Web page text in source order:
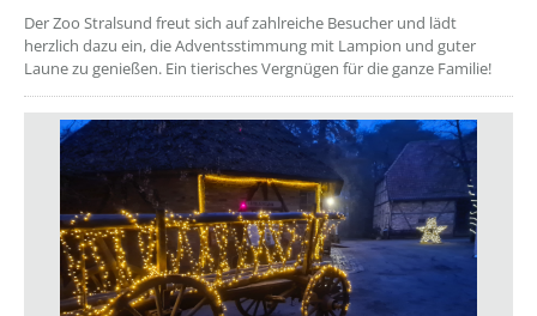
Der Zoo Stralsund freut sich auf zahlreiche Besucher und lädt
herzlich dazu ein, die Adventsstimmung mit Lampion und guter
Laune zu genießen. Ein tierisches Vergnügen für die ganze Familie!